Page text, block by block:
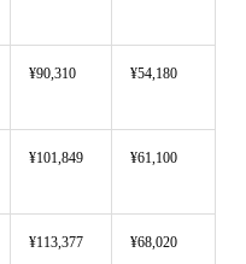
¥90,310 ¥54,180
¥101,849 ¥61,100
¥113,377 ¥68,020